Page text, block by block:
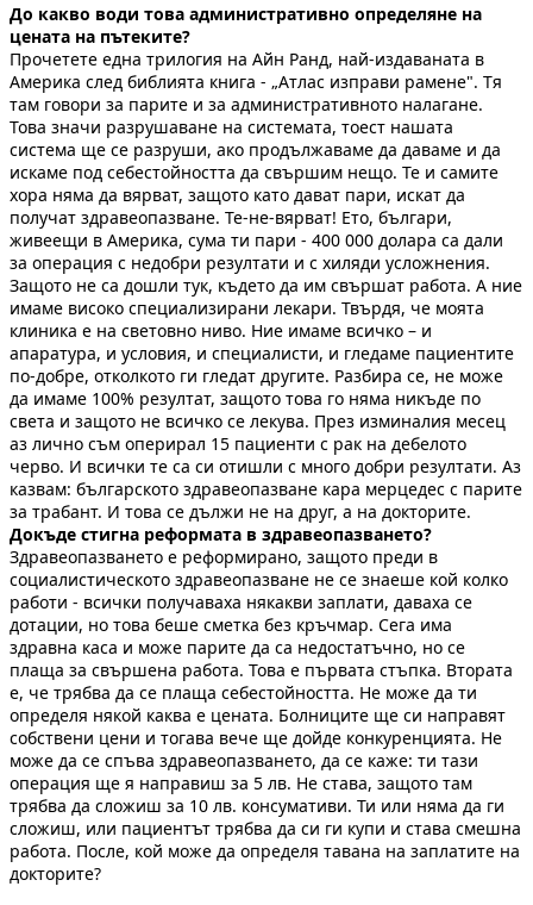
До какво води това административно определяне на
цената на пътеките?
Прочетете една трилогия на Айн Ранд, най-издаваната в
Америка след библията книга - „Атлас изправи рамене". Тя
там говори за парите и за административното налагане.
Това значи разрушаване на системата, тоест нашата
система ще се разруши, ако продължаваме да даваме и да
искаме под себестойността да свършим нещо. Те и самите
хора няма да вярват, защото като дават пари, искат да
получат здравеопазване. Те-не-вярват! Ето, българи,
живеещи в Америка, сума ти пари - 400 000 долара са дали
за операция с недобри резултати и с хиляди усложнения.
Защото не са дошли тук, където да им свършат работа. А ние
имаме високо специализирани лекари. Твърдя, че моята
клиника е на световно ниво. Ние имаме всичко – и
апаратура, и условия, и специалисти, и гледаме пациентите
по-добре, отколкото ги гледат другите. Разбира се, не може
да имаме 100% резултат, защото това го няма никъде по
света и защото не всичко се лекува. През изминалия месец
аз лично съм оперирал 15 пациенти с рак на дебелото
черво. И всички те са си отишли с много добри резултати. Аз
казвам: българското здравеопазване кара мерцедес с парите
за трабант. И това се дължи не на друг, а на докторите.
Докъде стигна реформата в здравеопазването?
Здравеопазването е реформирано, защото преди в
социалистическото здравеопазване не се знаеше кой колко
работи - всички получаваха някакви заплати, даваха се
дотации, но това беше сметка без кръчмар. Сега има
здравна каса и може парите да са недостатъчно, но се
плаща за свършена работа. Това е първата стъпка. Втората
е, че трябва да се плаща себестойността. Не може да ти
определя някой каква е цената. Болниците ще си направят
собствени цени и тогава вече ще дойде конкуренцията. Не
може да се спъва здравеопазването, да се каже: ти тази
операция ще я направиш за 5 лв. Не става, защото там
трябва да сложиш за 10 лв. консумативи. Ти или няма да ги
сложиш, или пациентът трябва да си ги купи и става смешна
работа. После, кой може да определя тавана на заплатите на
докторите?